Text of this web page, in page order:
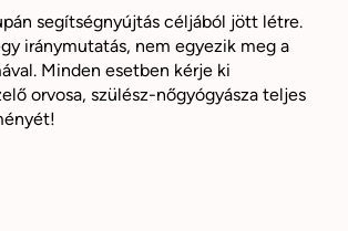
segítségnyújtás céljából jött létre.
iránymutatás, nem egyezik meg a
Minden esetben kérje ki
orvosa, szülész-nőgyógyásza teljes